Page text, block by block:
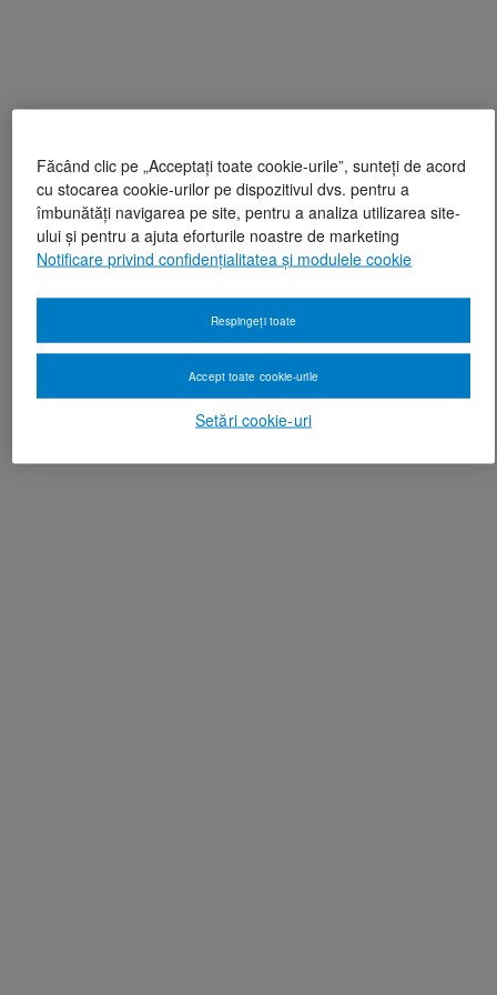
Făcând clic pe „Acceptați toate cookie-urile”, sunteți de acord
cu stocarea cookie-urilor pe dispozitivul dvs. pentru a
îmbunătăți navigarea pe site, pentru a analiza utilizarea site-
ului și pentru a ajuta eforturile noastre de marketing
Notificare privind confidențialitatea și modulele cookie
Setări cookie-uri
Respingeți toate
Accept toate cookie-urile